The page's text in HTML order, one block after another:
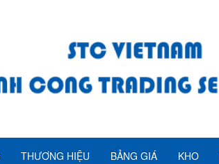
THƯƠNG HIỆU BẢNG GIÁ KHO